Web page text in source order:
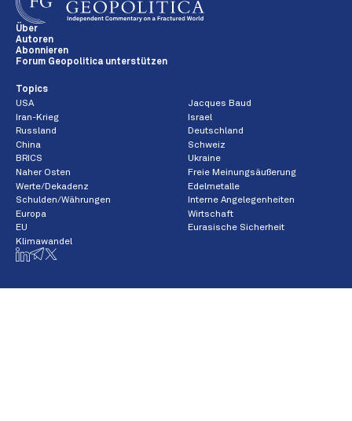
Über
Autoren
Abonnieren
Forum Geopolitica unterstützen
Topics
USA
Jacques Baud
Iran-Krieg
Israel
Russland
Deutschland
China
Schweiz
BRICS
Ukraine
Naher Osten
Freie Meinungsäußerung
Werte/Dekadenz
Edelmetalle
Schulden/Währungen
Interne Angelegenheiten
Europa
Wirtschaft
EU
Eurasische Sicherheit
Klimawandel